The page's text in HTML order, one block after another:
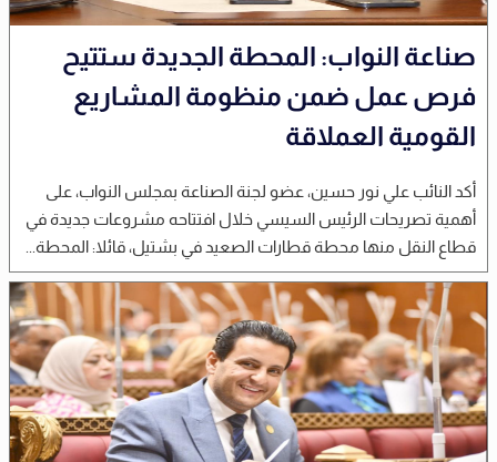
صناعة النواب: المحطة الجديدة ستتيح
فرص عمل ضمن منظومة المشاريع
القومية العملاقة
أكد النائب علي نور حسين، عضو لجنة الصناعة بمجلس النواب، على
أهمية تصريحات الرئيس السيسي خلال افتتاحه مشروعات جديدة في
قطاع النقل منها محطة قطارات الصعيد في بشتيل، قائلا: المحطة...